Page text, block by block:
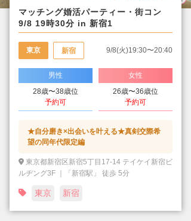
マッチング婚活パーティー・街コン
9/8 19時30分 in 新宿1
東京 新宿 9/8(火)19:30〜20:40
男性
28歳〜38歳位
予約可
女性
26歳〜36歳位
予約可
★自分磨き×出会いを叶える★真剣交際希
望の同年代限定編
東京都新宿区新宿5丁目17-14 テイケイ新宿ビ
ルヂング3F ｜「新宿駅」 徒歩 5分
東京 新宿